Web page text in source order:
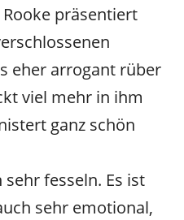
präsentiert
eher arrogant rüber
viel mehr in ihm
ganz schön
fesseln. Es ist
sehr emotional,